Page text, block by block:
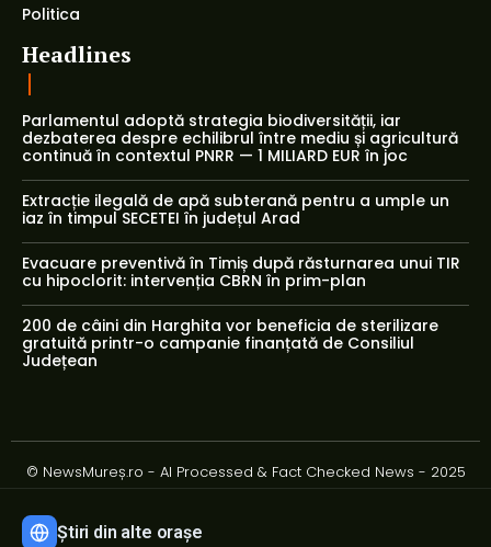
Politica
Headlines
Parlamentul adoptă strategia biodiversității, iar
dezbaterea despre echilibrul între mediu și agricultură
continuă în contextul PNRR — 1 MILIARD EUR în joc
Extracție ilegală de apă subterană pentru a umple un
iaz în timpul SECETEI în județul Arad
Evacuare preventivă în Timiș după răsturnarea unui TIR
cu hipoclorit: intervenția CBRN în prim-plan
200 de câini din Harghita vor beneficia de sterilizare
gratuită printr-o campanie finanțată de Consiliul
Județean
© NewsMureș.ro - AI Processed & Fact Checked News - 2025
Știri din alte orașe